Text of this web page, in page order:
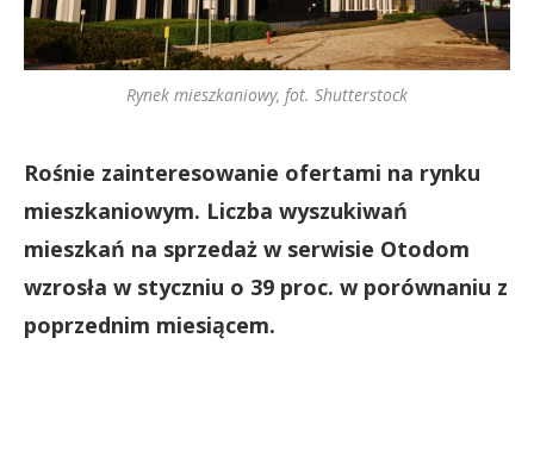
Rynek mieszkaniowy, fot. Shutterstock
Rośnie zainteresowanie ofertami na rynku
mieszkaniowym. Liczba wyszukiwań
mieszkań na sprzedaż w serwisie Otodom
wzrosła w styczniu o 39 proc. w porównaniu z
poprzednim miesiącem.